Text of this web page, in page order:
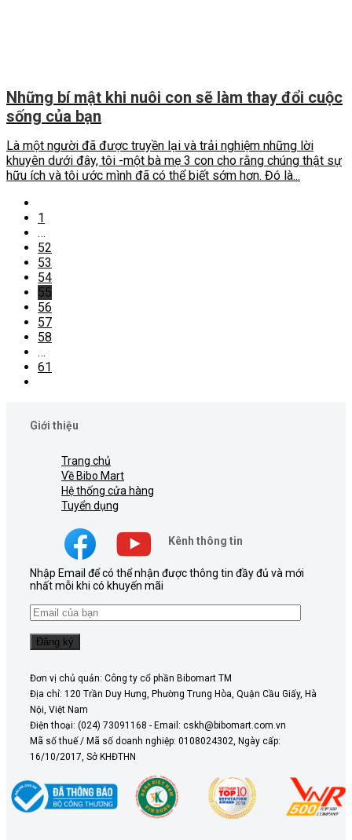
Những bí mật khi nuôi con sẽ làm thay đổi cuộc
sống của bạn
Là một người đã được truyền lại và trải nghiệm những lời
khuyên dưới đây, tôi -một bà mẹ 3 con cho rằng chúng thật sự
hữu ích và tôi ước mình đã có thể biết sớm hơn. Đó là...
1
…
52
53
54
55
56
57
58
…
61
Giới thiệu
Trang chủ
Về Bibo Mart
Hệ thống cửa hàng
Tuyển dụng
Kênh thông tin
Nhập Email để có thể nhận được thông tin đầy đủ và mới
nhất mỗi khi có khuyến mãi
Đơn vị chủ quản: Công ty cổ phần Bibomart TM
Địa chỉ: 120 Trần Duy Hưng, Phường Trung Hòa, Quận Cầu Giấy, Hà
Nội, Việt Nam
Điện thoại: (024) 73091168 - Email: cskh@bibomart.com.vn
Mã số thuế / Mã số doanh nghiệp: 0108024302, Ngày cấp:
16/10/2017, Sở KHĐTHN